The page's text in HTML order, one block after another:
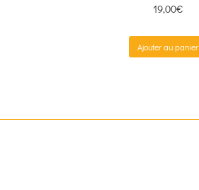
19,00€
Ajouter au panier